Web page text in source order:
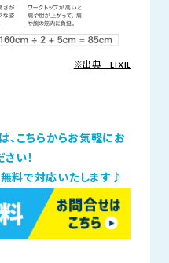
※出典 LIXIL
、こちらからお気軽にお
い！
料で対応いたします♪